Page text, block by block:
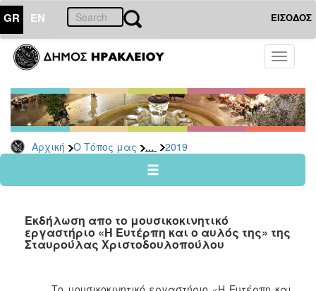
GR EN ΕΙΣΟΔΟΣ
Toggle
Αρχική Ο Τόπος μας ... 2019
ΤΟΠΟΣ
ΜΑΣ
Ανακοινώσεις
Αρχείο
2026
2024
2022
2021
Εκδήλωση απο το μουσικοκινητικό
εργαστήριο «Η Ευτέρπη και ο αυλός της» της
Σταυρούλας Χριστοδουλοπούλου